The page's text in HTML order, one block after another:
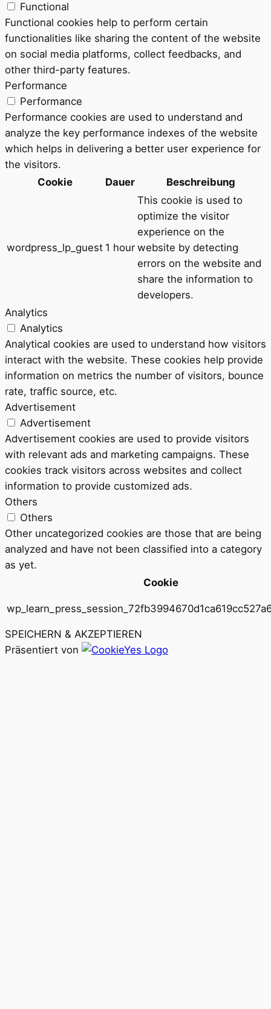
Functional
Functional cookies help to perform certain
functionalities like sharing the content of the website
on social media platforms, collect feedbacks, and
other third-party features.
Performance
Performance
Performance cookies are used to understand and
analyze the key performance indexes of the website
which helps in delivering a better user experience for
the visitors.
Cookie
Dauer Beschreibung
wordpress_lp_guest 1 hour
This cookie is used to
optimize the visitor
experience on the
website by detecting
errors on the website and
share the information to
developers.
Analytics
Analytics
Analytical cookies are used to understand how visitors
interact with the website. These cookies help provide
information on metrics the number of visitors, bounce
rate, traffic source, etc.
Advertisement
Advertisement
Advertisement cookies are used to provide visitors
with relevant ads and marketing campaigns. These
cookies track visitors across websites and collect
information to provide customized ads.
Others
Others
Other uncategorized cookies are those that are being
analyzed and have not been classified into a category
as yet.
Cookie
SPEICHERN & AKZEPTIEREN
Präsentiert von